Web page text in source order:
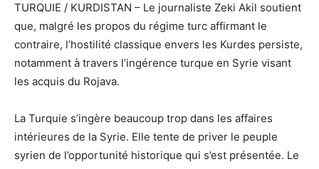
TURQUIE / KURDISTAN – Le journaliste Zeki Akil soutient
que, malgré les propos du régime turc affirmant le
contraire, l’hostilité classique envers les Kurdes persiste,
notamment à travers l’ingérence turque en Syrie visant
les acquis du Rojava.
La Turquie s’ingère beaucoup trop dans les affaires
intérieures de la Syrie. Elle tente de priver le peuple
syrien de l’opportunité historique qui s’est présentée. Le